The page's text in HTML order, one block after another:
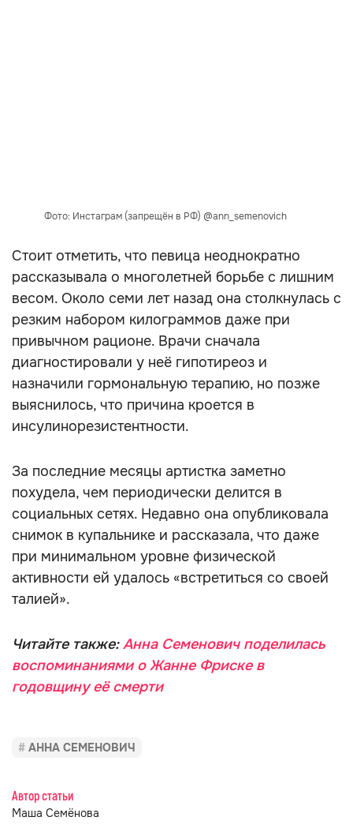
Фото: Инстаграм (запрещён в РФ) @ann_semenovich
Стоит отметить, что певица неоднократно
рассказывала о многолетней борьбе с лишним
весом. Около семи лет назад она столкнулась с
резким набором килограммов даже при
привычном рационе. Врачи сначала
диагностировали у неё гипотиреоз и
назначили гормональную терапию, но позже
выяснилось, что причина кроется в
инсулинорезистентности.
За последние месяцы артистка заметно
похудела, чем периодически делится в
социальных сетях. Недавно она опубликовала
снимок в купальнике и рассказала, что даже
при минимальном уровне физической
активности ей удалось «встретиться со своей
талией».
Читайте также:Анна Семенович поделилась
воспоминаниями о Жанне Фриске в
годовщину её смерти
АННА СЕМЕНОВИЧ
Автор статьи
Маша Семёнова